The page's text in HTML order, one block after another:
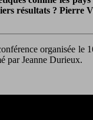
résultats ?
organisée le
par Jeanne Durieux.